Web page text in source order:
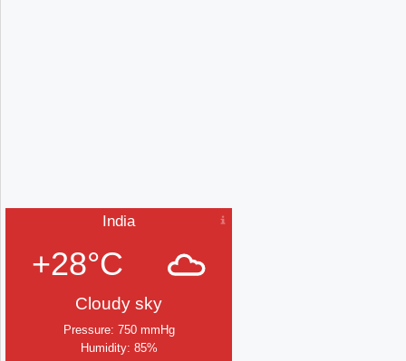
India
+28°C
Cloudy sky
Pressure: 750 mmHg
Humidity: 85%